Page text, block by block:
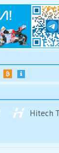
Hitech